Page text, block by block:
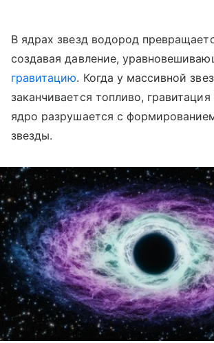
В ядрах звезд водород
создавая давление,
гравитацию. Когда у массивной
заканчивается топливо,
ядро разрушается с
звезды.